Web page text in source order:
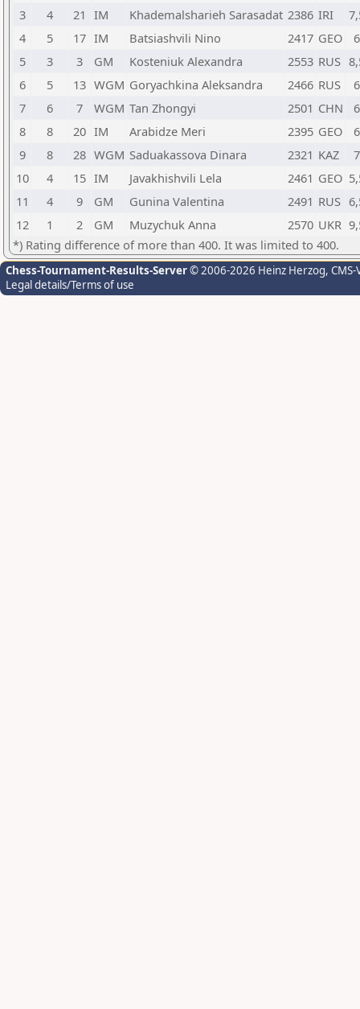
3
4 21 IM Khademalsharieh Sarasadat 2386 IRI
4
5 17 IM Batsiashvili Nino 2417 GEO
6
5
3 3 GM Kosteniuk Alexandra 2553 RUS
6
5 13 WGM Goryachkina Aleksandra 2466 RUS
6
7
6 7 WGM Tan Zhongyi 2501 CHN
6
8
8 20 IM Arabidze Meri 2395 GEO
6
9
8 28 WGM Saduakassova Dinara 2321 KAZ
7
10
4 15 IM Javakhishvili Lela 2461 GEO
11
4 9 GM Gunina Valentina 2491 RUS
12
1 2 GM Muzychuk Anna 2570 UKR
*) Rating difference of more than 400. It was limited to 400.
Chess-Tournament-Results-Server© 2006-2026 Heinz Herzog,
Legal details/Terms of use